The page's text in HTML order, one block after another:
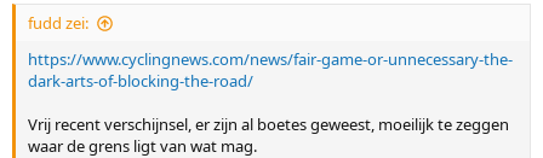
fudd zei:
https://www.cyclingnews.com/news/fair-game-or-unnecessary-the-
dark-arts-of-blocking-the-road/
Vrij recent verschijnsel, er zijn al boetes geweest, moeilijk te zeggen
waar de grens ligt van wat mag.